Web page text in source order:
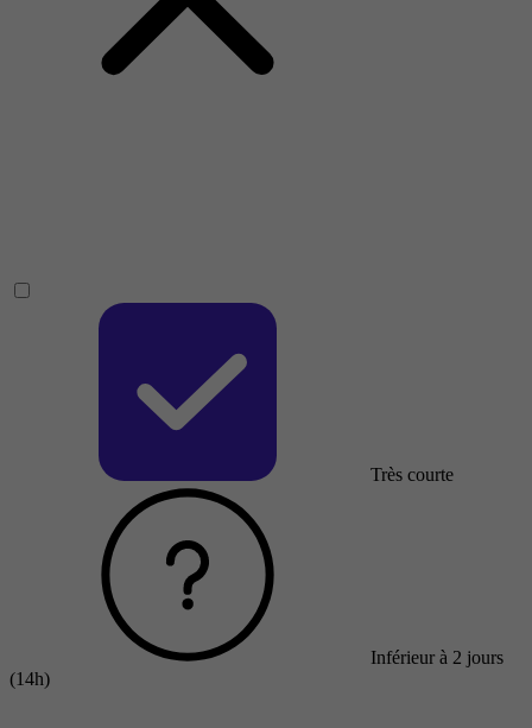
Très courte
Inférieur à 2 jours
(14h)